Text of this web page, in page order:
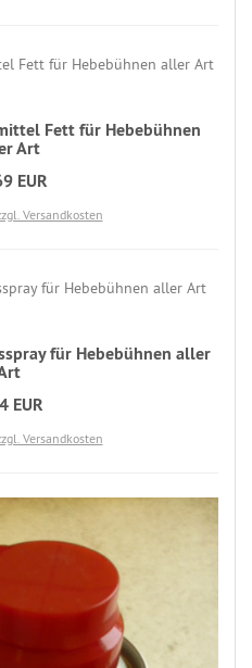
Fett für Hebebühnen
Art
EUR
Versandkosten
für Hebebühnen aller
EUR
Versandkosten